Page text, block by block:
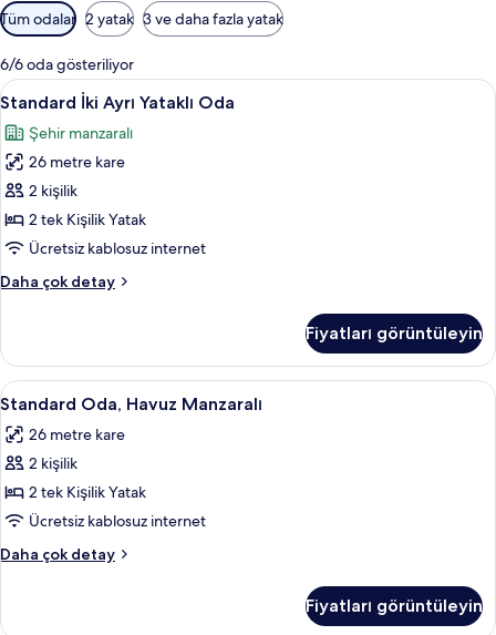
Odalar
için
mevcut
filtreler
Tüm odalar 2 yatak 3 ve daha fazla yatak
6/6 oda gösteriliyor
Standard
İki
Ayrı
Yataklı
Oda
için
tüm
görün
4
Standard İki Ayrı Yataklı Oda
Şehir manzaralı
26 metre kare
2 kişilik
2 tek Kişilik Yatak
Ücretsiz kablosuz internet
Daha çok detay
Standard
Oda
hakkında
daha
detay
Fiyatları görüntüleyin
Standard
Oda,
Havuz
Manzaralı
için
tüm
fotoğrafları
görün
Minibar, odada kasa, masa, ütü/ütü
3
Standard Oda, Havuz Manzaralı
26 metre kare
2 kişilik
2 tek Kişilik Yatak
Ücretsiz kablosuz internet
Daha çok detay
Standard
Fiyatları görüntüleyin